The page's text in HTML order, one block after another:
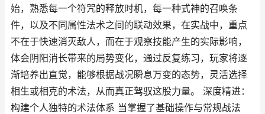
始，熟悉每一个符咒的释放时机，每一种式神的召唤条
件，以及不同属性法术之间的联动效果，在实战中，重点
不在于快速消灭敌人，而在于观察技能产生的实际影响，
体会阴阳消长带来的局势变化，通过反复练习，玩家将逐
渐培养出直觉，能够根据战况瞬息万变的态势，灵活选择
相生或相克的术法，从而真正驾驭这股力量。 深度精进：
构建个人独特的术法体系 当掌握了基础操作与常规战法